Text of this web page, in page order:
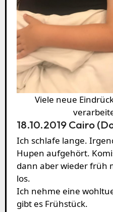
Viele neue
18.10.2019 Cairo
Ich schlafe lange.
Hupen aufgehört.
dann aber wieder früh
los.
Ich nehme eine
gibt es Frühstück.